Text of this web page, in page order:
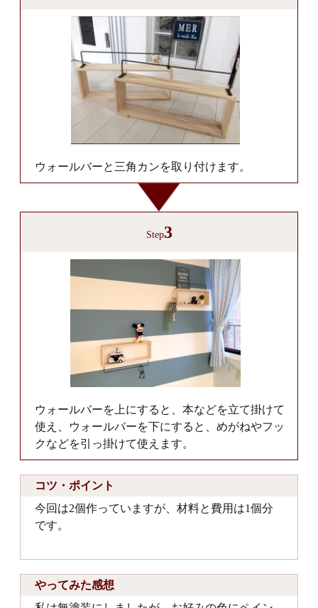
ウォールバーと三角カンを取り付けます。
Step3
ウォールバーを上にすると、本などを立て掛けて
使え、ウォールバーを下にすると、めがねやフッ
クなどを引っ掛けて使えます。
コツ・ポイント
今回は2個作っていますが、材料と費用は1個分
です。
やってみた感想